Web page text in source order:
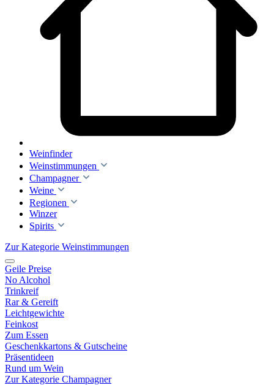
Weinfinder
Weinstimmungen
Champagner
Weine
Regionen
Winzer
Spirits
Zur Kategorie Weinstimmungen
Geile Preise
No Alcohol
Trinkreif
Rar & Gereift
Leichtgewichte
Feinkost
Zum Essen
Geschenkkartons & Gutscheine
Präsentideen
Rund um Wein
Zur Kategorie Champagner